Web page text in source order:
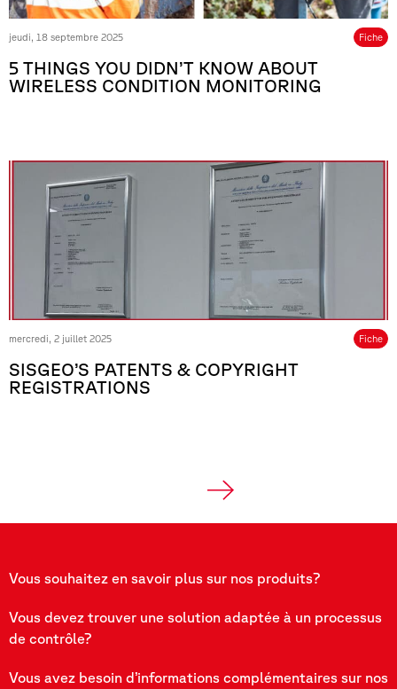
jeudi, 18 septembre 2025 Fiche
5 THINGS YOU DIDN’T KNOW ABOUT
WIRELESS CONDITION MONITORING
mercredi, 2 juillet 2025 Fiche
SISGEO’S PATENTS & COPYRIGHT
REGISTRATIONS
Vous souhaitez en savoir plus sur nos produits?
Vous devez trouver une solution adaptée à un processus
de contrôle?
Vous avez besoin d’informations complémentaires sur nos